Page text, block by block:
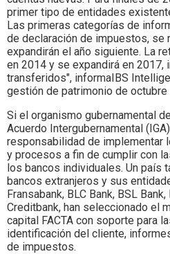
primer tipo de entidades
Las primeras categorías de
de declaración de impuestos, se
expandirán el año siguiente. La
en 2014 y se expandirá en 2017,
transferidos", informaIBS
gestión de patrimonio de octubre
Si el organismo gubernamental
Acuerdo Intergubernamental
responsabilidad de implementar
y procesos a fin de cumplir con
los bancos individuales. Un país
bancos extranjeros y sus
Fransabank, BLC Bank, BSL
Creditbank, han seleccionado el
capital FACTA con soporte para
identificación del cliente,
de impuestos.